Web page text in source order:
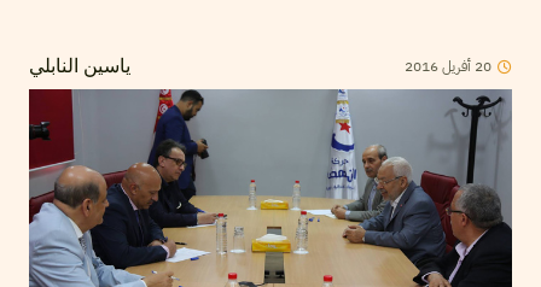
ياسين النابلي 20 أفريل2016